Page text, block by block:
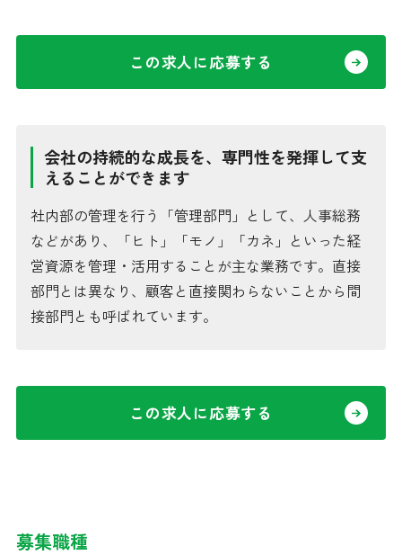
採用情報
オンラインショップ
この求人に応募する
会社の持続的な成長を、専門性を発揮して支
えることができます
社内部の管理を行う「管理部門」として、人事総務
などがあり、「ヒト」「モノ」「カネ」といった経
営資源を管理・活用することが主な業務です。直接
部門とは異なり、顧客と直接関わらないことから間
接部門とも呼ばれています。
この求人に応募する
募集職種